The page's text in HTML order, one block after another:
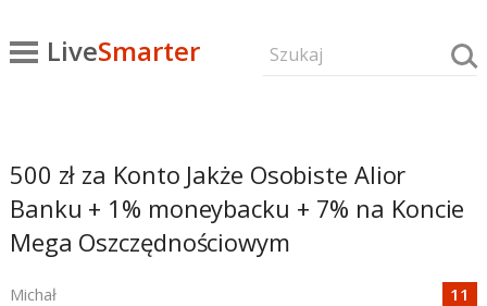
LiveSmarter
500 zł za Konto Jakże Osobiste Alior
Banku + 1% moneybacku + 7% na Koncie
Mega Oszczędnościowym
Michał